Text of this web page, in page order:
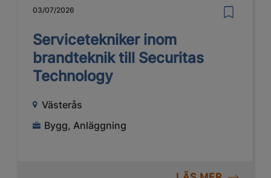
03/07/2026
Servicetekniker inom
brandteknik till Securitas
Technology
Västerås
Bygg, Anläggning